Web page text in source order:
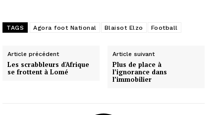
TAGS Agora foot National Blaisot Elzo Football
Article précédent
Les scrabbleurs d'Afrique
se frottent à Lomé
Article suivant
Plus de place à
l’ignorance dans
l’immobilier